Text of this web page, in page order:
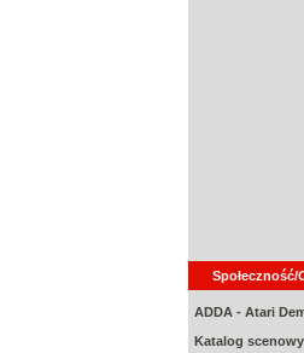
ADDA - Atari
Katalog scenowy